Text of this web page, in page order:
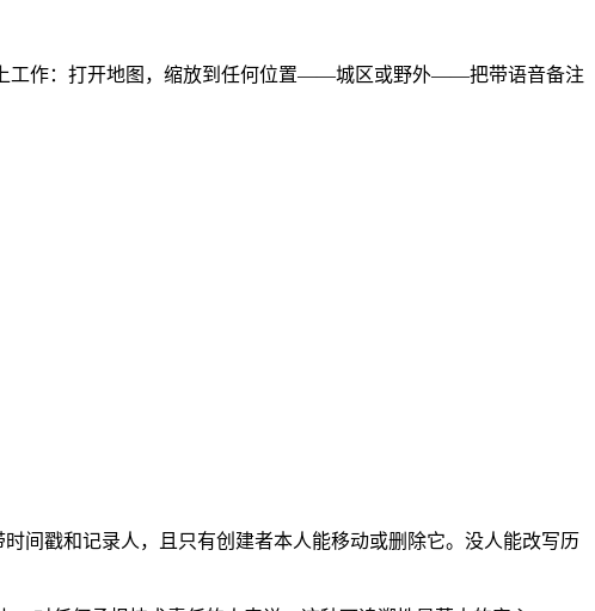
上工作：打开地图，缩放到任何位置——城区或野外——把带语音备注
间戳和记录人，且只有创建者本人能移动或删除它。没人能改写历